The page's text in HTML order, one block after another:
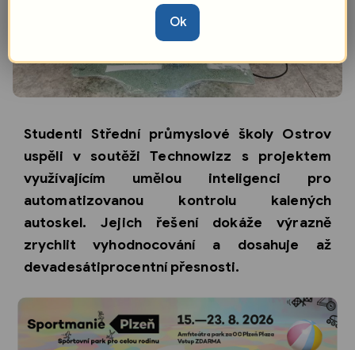
Studenti Střední průmyslové školy Ostrov
uspěli v soutěži Technowizz s projektem
využívajícím umělou inteligenci pro
automatizovanou kontrolu kalených
autoskel. Jejich řešení dokáže výrazně
zrychlit vyhodnocování a dosahuje až
devadesátiprocentní přesnosti.
Ok